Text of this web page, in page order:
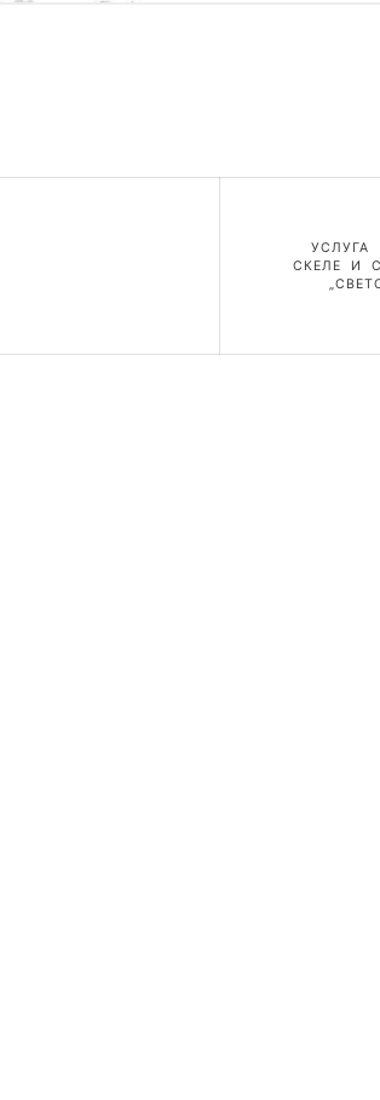
УСЛУГА
СКЕЛЕ И